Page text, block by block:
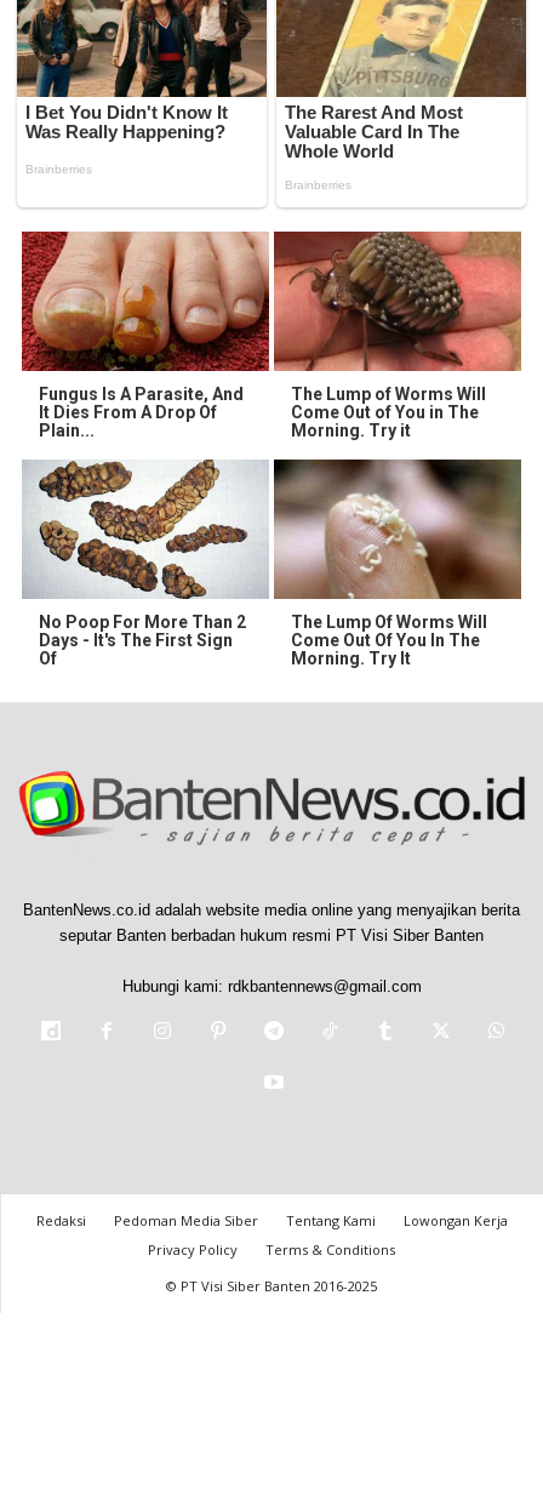
Fungus Is A Parasite, And
It Dies From A Drop Of
Plain...
The Lump of Worms Will
Come Out of You in The
Morning. Try it
No Poop For More Than 2
Days - It's The First Sign
Of
The Lump Of Worms Will
Come Out Of You In The
Morning. Try It
BantenNews.co.id adalah website media online yang menyajikan berita
seputar Banten berbadan hukum resmi PT Visi Siber Banten
Hubungi kami: rdkbantennews@gmail.com
Redaksi Pedoman Media Siber Tentang Kami
Lowongan Kerja
Privacy Policy
Terms & Conditions
© PT Visi Siber Banten 2016-2025